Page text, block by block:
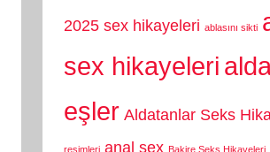
2025 sex hikayeleri ablasını sikti
sex hikayeleri
eşler Aldatanlar Seks
resimleri anal sex Bakire Seks Hikayeleri